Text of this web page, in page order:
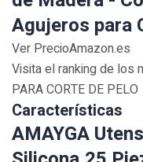
Agujeros para
Ver PrecioAmazon.es
Visita el ranking de los
PARA CORTE DE PELO
Características
AMAYGA